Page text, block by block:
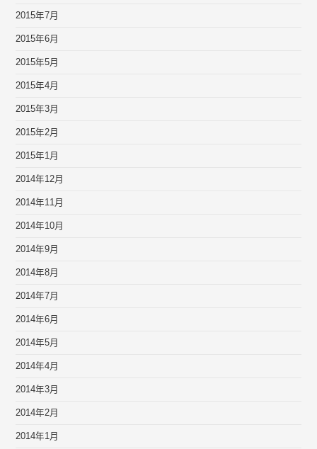
2015年7月
2015年6月
2015年5月
2015年4月
2015年3月
2015年2月
2015年1月
2014年12月
2014年11月
2014年10月
2014年9月
2014年8月
2014年7月
2014年6月
2014年5月
2014年4月
2014年3月
2014年2月
2014年1月